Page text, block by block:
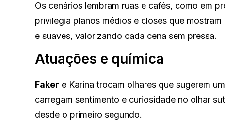
Os cenários lembram ruas e cafés, como em
privilegia planos médios e closes que
e suaves, valorizando cada cena sem pressa.
Atuações e química
Faker e Karina trocam olhares que sugerem
carregam sentimento e curiosidade no olhar
desde o primeiro segundo.